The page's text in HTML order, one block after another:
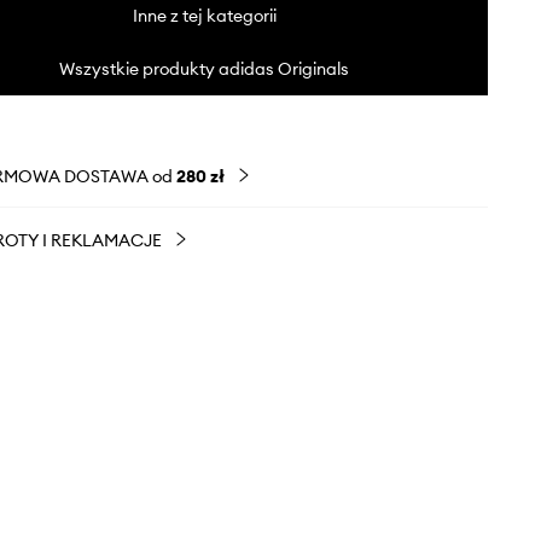
Inne z tej kategorii
Wszystkie produkty adidas Originals
DOSTAWA od 280 zł
I REKLAMACJE